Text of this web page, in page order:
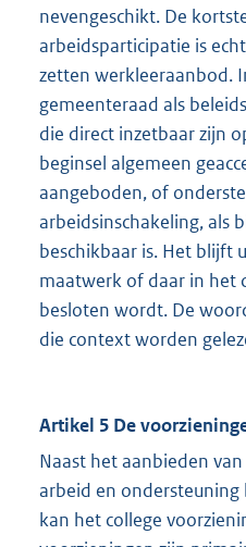
nevengeschikt. De
arbeidsparticipatie is
zetten werkleeraanbod.
gemeenteraad als
die direct inzetbaar zijn
beginsel algemeen
aangeboden, of
arbeidsinschakeling, als
beschikbaar is. Het blijft
maatwerk of daar in het
besloten wordt. De
die context worden
Artikel 5 De
Naast het aanbieden
arbeid en ondersteuning
kan het college